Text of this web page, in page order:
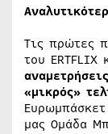
Τις πρώτες
του ERTFLIX
αναμετρήσεις
«μικρός»
μας Ομάδα